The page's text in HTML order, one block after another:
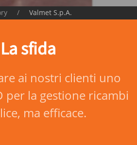
Valmet S.p.A.
La sfida
ai nostri clienti uno
per la gestione ricambi
ma efficace.